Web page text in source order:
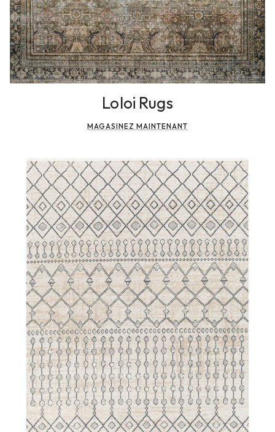
Loloi Rugs
MAGASINEZ MAINTENANT